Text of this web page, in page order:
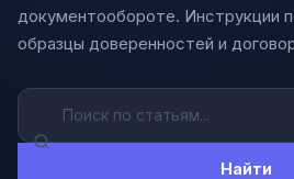
документообороте. Инструкции
образцы доверенностей и
Найти